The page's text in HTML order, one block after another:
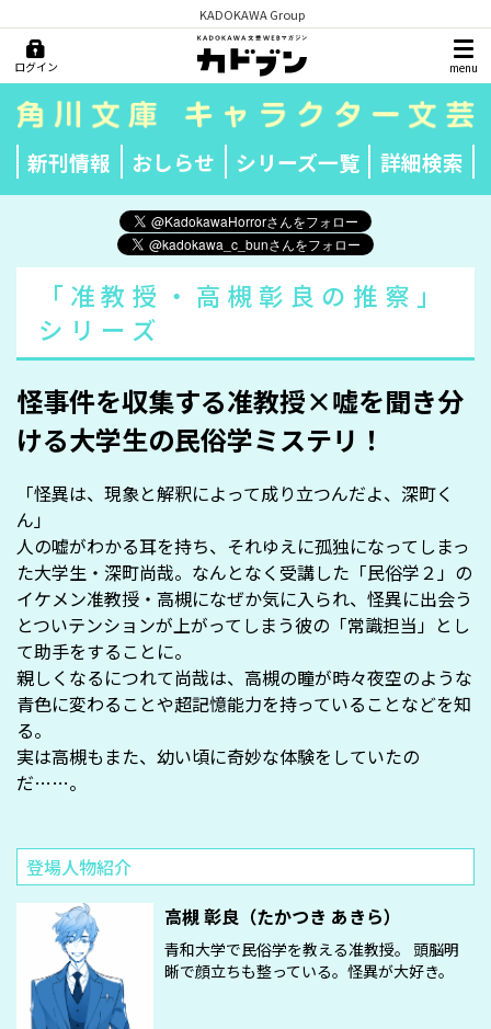
KADOKAWA Group
ログイン menu
新刊情報 おしらせ シリーズ一覧 詳細検索
「准教授・高槻彰良の推察」
シリーズ
怪事件を収集する准教授×嘘を聞き分
ける大学生の民俗学ミステリ！
「怪異は、現象と解釈によって成り立つんだよ、深町く
ん」
人の嘘がわかる耳を持ち、それゆえに孤独になってしまっ
た大学生・深町尚哉。なんとなく受講した「民俗学２」の
イケメン准教授・高槻になぜか気に入られ、怪異に出会う
とついテンションが上がってしまう彼の「常識担当」とし
て助手をすることに。
親しくなるにつれて尚哉は、高槻の瞳が時々夜空のような
青色に変わることや超記憶能力を持っていることなどを知
る。
実は高槻もまた、幼い頃に奇妙な体験をしていたの
だ……。
登場人物紹介
高槻 彰良（たかつき あきら）
青和大学で民俗学を教える准教授。 頭脳明
晰で顔立ちも整っている。怪異が大好き。